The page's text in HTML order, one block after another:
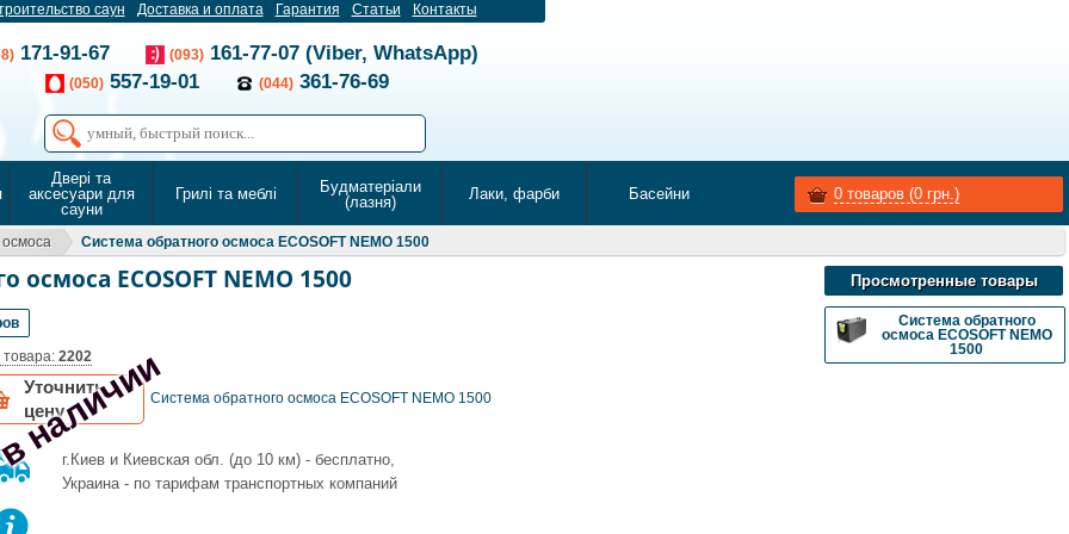
саун Доставка и оплата Гарантия Статьи Контакты
171-91-67 (093) 161-77-07 (Viber, WhatsApp)
(050) 557-19-01 (044) 361-76-69
Двері та
аксесуари для
сауни
Грилі та меблі
Будматеріали
(лазня)
Лаки, фарби Басейни 0 товаров (0 грн.)
Система обратного осмоса ECOSOFT NEMO 1500
осмоса ECOSOFT NEMO 1500
товара: 2202
Уточнить
цену
Система обратного осмоса ECOSOFT NEMO 1500
г.Киев и Киевская обл. (до 10 км) - бесплатно,
Украина - по тарифам транспортных компаний
Просмотренные товары
Система обратного
осмоса ECOSOFT NEMO
1500